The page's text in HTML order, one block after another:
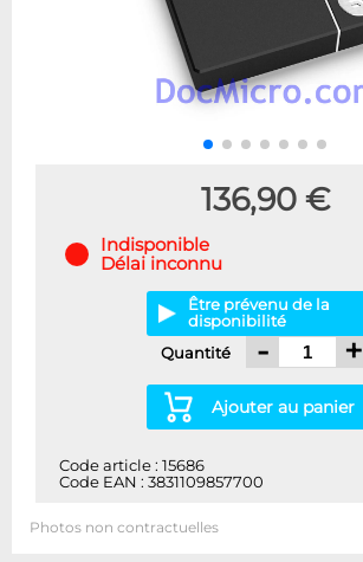
136,90 €
Indisponible
Délai inconnu
Être prévenu de la
disponibilité
Quantité
- +
Ajouter au panier
Code article : 15686
Code EAN : 3831109857700
Photos non contractuelles